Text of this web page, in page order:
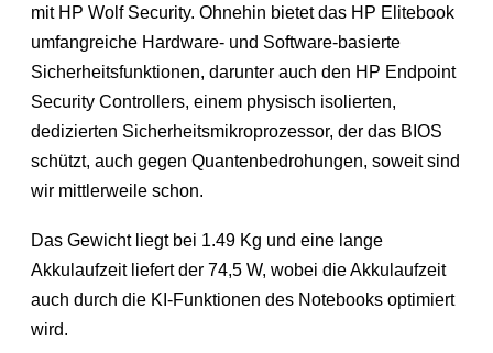
mit HP Wolf Security. Ohnehin bietet das HP Elitebook
umfangreiche Hardware- und Software-basierte
Sicherheitsfunktionen, darunter auch den HP Endpoint
Security Controllers, einem physisch isolierten,
dedizierten Sicherheitsmikroprozessor, der das BIOS
schützt, auch gegen Quantenbedrohungen, soweit sind
wir mittlerweile schon.
Das Gewicht liegt bei 1.49 Kg und eine lange
Akkulaufzeit liefert der 74,5 W, wobei die Akkulaufzeit
auch durch die KI-Funktionen des Notebooks optimiert
wird.